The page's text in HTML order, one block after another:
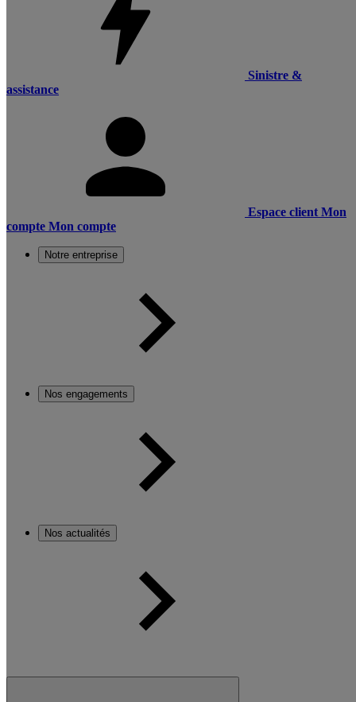
Sinistre &
assistance
Espace client Mon
compte Mon compte
Notre entreprise
Nos engagements
Nos actualités